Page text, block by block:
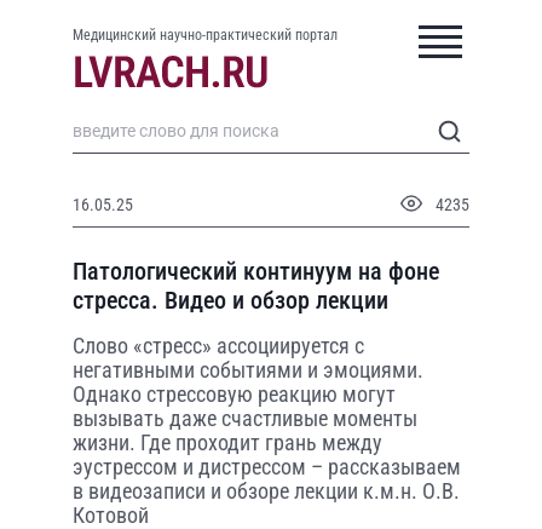
Медицинский научно-практический портал
16.05.25 4235
Патологический континуум на фоне
стресса. Видео и обзор лекции
Слово «стресс» ассоциируется с
негативными событиями и эмоциями.
Однако стрессовую реакцию могут
вызывать даже счастливые моменты
жизни. Где проходит грань между
эустрессом и дистрессом – рассказываем
в видеозаписи и обзоре лекции к.м.н. О.В.
Котовой